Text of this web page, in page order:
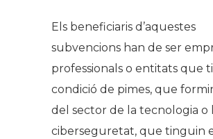
Els beneficiaris d’aquestes
subvencions han de ser
professionals o entitats que
condició de pimes, que
del sector de la tecnologia o
ciberseguretat, que tinguin